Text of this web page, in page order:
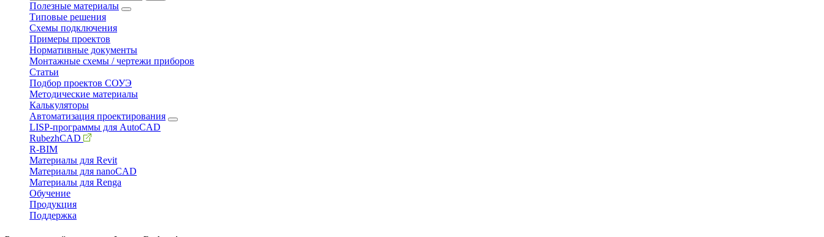
Полезные материалы
Типовые решения
Схемы подключения
Примеры проектов
Нормативные документы
Монтажные схемы / чертежи приборов
Статьи
Подбор проектов СОУЭ
Методические материалы
Калькуляторы
Автоматизация проектирования
LISP-программы для AutoCAD
RubezhCAD
R-BIM
Материалы для Revit
Материалы для nanoCAD
Материалы для Renga
Обучение
Продукция
Поддержка